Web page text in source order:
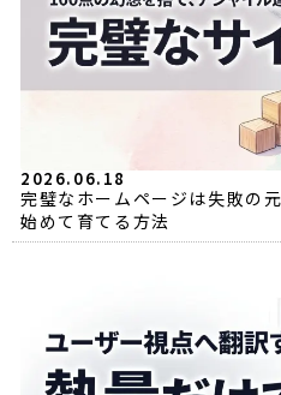
2026.06.18
完璧なホームページは失敗の
始めて育てる方法